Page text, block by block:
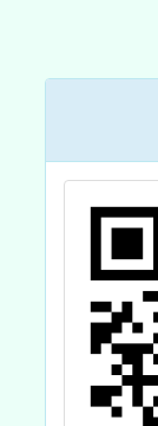
方
（
支援
階